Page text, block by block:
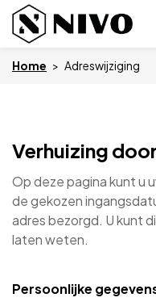
content
Nieuws
Drukkerij NIVO
Zakelijk
Home > Adreswijziging
Verhuizing
Op deze pagina kunt u
de gekozen
adres bezorgd. U kunt
laten weten.
Persoonlijke